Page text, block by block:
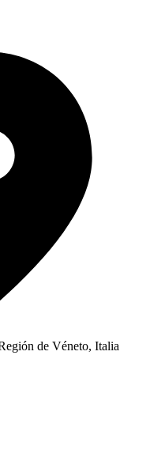
de Véneto, Italia